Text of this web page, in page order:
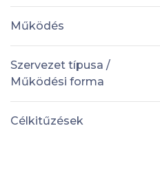
Működés
Szervezet típusa /
Működési forma
Célkitűzések